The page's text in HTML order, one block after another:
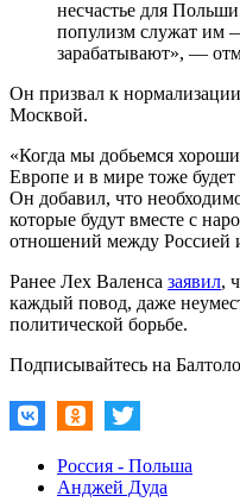
несчастье для
популизм служат им
зарабатывают», —
Он призвал к
Москвой.
«Когда мы добьемся
Европе и в мире тоже
Он добавил, что
которые будут вместе с
отношений между Россией
Ранее Лех Валенса заявил,
каждый повод, даже
политической борьбе.
Подписывайтесь на
Россия - Польша
Анджей Дуда